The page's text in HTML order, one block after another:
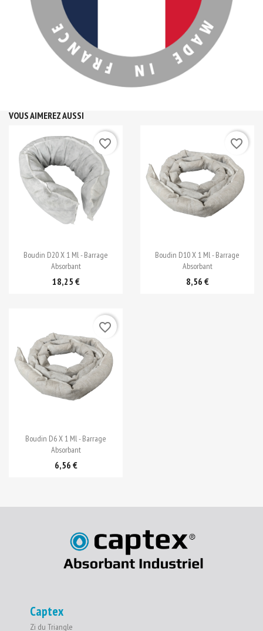
VOUS AIMEREZ AUSSI
Aperçu rapide
Boudin D20 X 1 Ml - Barrage
Absorbant
18,25 €
favorite_border
Aperçu rapide
Boudin D10 X 1 Ml - Barrage
Absorbant
8,56 €
favorite_border
 Aperçu rapide
Boudin D6 X 1 Ml - Barrage
Absorbant
6,56 €
favorite_border
Captex
Zi du Triangle